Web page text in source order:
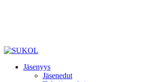
Jäsenyys
Jäsenedut